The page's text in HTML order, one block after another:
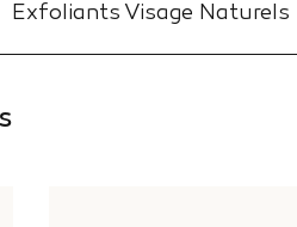
Exfoliants Visage Naturels